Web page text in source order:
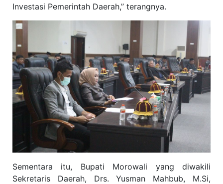
Investasi Pemerintah Daerah,’’ terangnya.
Sementara itu, Bupati Morowali yang diwakili
Sekretaris Daerah, Drs. Yusman Mahbub, M.Si,